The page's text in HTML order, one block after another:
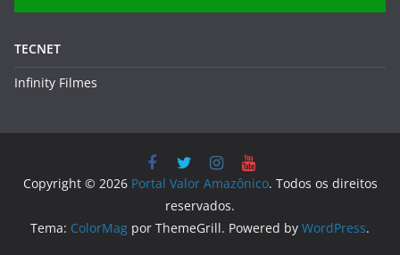
TECNET
Infinity Filmes
Copyright © 2026 Portal Valor Amazônico. Todos os direitos
reservados.
Tema: ColorMag por ThemeGrill. Powered by WordPress.